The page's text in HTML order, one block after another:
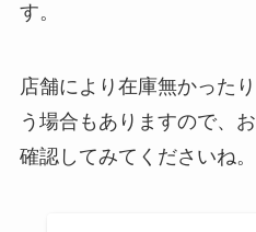
す。
店舗により在庫無かった
う場合もありますので、
確認してみてくださいね。